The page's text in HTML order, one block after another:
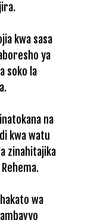
kwa sasa
ya
soko la
na
kwa watu
zinahitajika
wa